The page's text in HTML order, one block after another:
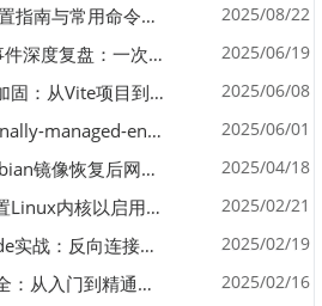
Gemini CLI 配置指南与常用命令中文翻译 | API Key、MCP、代理设置 2025/08/22
小红书“后门”事件深度复盘：一次沉默危机下的品牌、技术与流程三重考验 2025/06/19
前端代码安全加固：从Vite项目到纯静态页面的深度混淆技术备忘 2025/06/08
解决 Pip externally-managed-environment 错误：临时与永久绕过方案 2025/06/01
解决腾讯云Debian镜像恢复后网络不通问题 2025/04/18
如何编译和配置Linux内核以启用BBR2 | 内核编译教程 2025/02/21
Linux Shellcode实战：反向连接、持久化、免杀技术详解（MSF,Cobalt Strike）- 从原理到C加载器实现 2025/02/19
Nmap 参数大全：从入门到精通，掌握网络扫描的核心技巧 2025/02/16